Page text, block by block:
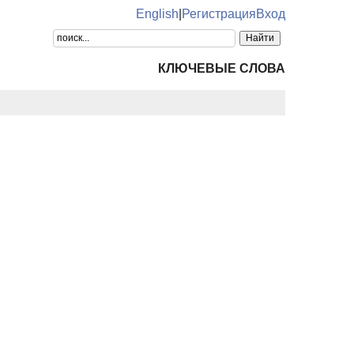
English РегистрацияВход
КЛЮЧЕВЫЕ СЛОВА